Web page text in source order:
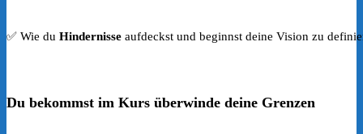
✅ Wie du Hindernisse aufdeckst und beginnst deine Vision zu
Du bekommst im Kurs überwinde deine Grenzen